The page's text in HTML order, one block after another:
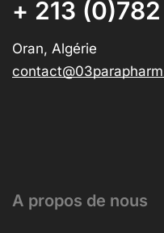
+ 213
Oran, Algérie
A propos de nous